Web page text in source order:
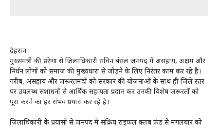
देहरादून
मुख्यमंत्री की प्ररेणा से जिलाधिकारी सविन बंसल जनपद में असहाय, अक्षम और
निर्धन लोगों को समाज की मुख्यधारा से जोड़ने के लिए निरंतर काम कर रहे है।
गरीब, असहाय और जरूरतमंदों को सरकार की योजनाओं के साथ ही जिले स्तर
पर उपलब्ध संशाधनों से आर्थिक सहायता प्रदान कर उनकी विशेष जरूरतों को
पूरा करने का हर संभव प्रयास कर रहे है।
जिलाधिकारी के प्रयासों से जनपद में सक्रिय राइफल क्लब फंड से मंगलवार को